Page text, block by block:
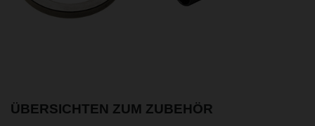
ÜBERSICHTEN ZUM ZUBEHÖR